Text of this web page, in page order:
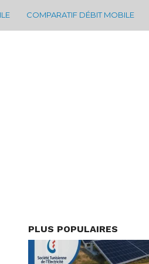
COMPARATIF DÉBIT MOBILE
PLUS POPULAIRES